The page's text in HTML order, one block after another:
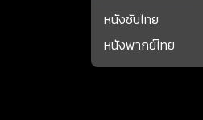
หนังซับไทย
หนังพากย์ไทย